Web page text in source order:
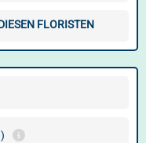
FLORISTEN